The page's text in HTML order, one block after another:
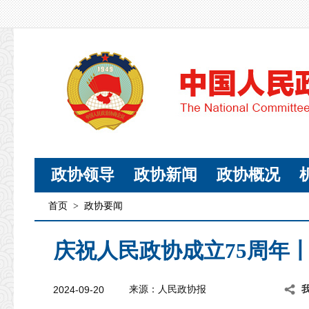
政协领导 政协新闻 政协概况
首页 > 政协要闻
庆祝人民政协成立75周年
2024-09-20 来源：人民政协报